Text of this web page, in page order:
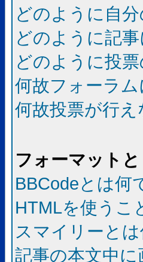
どのように自
どのように記
どのように投
何故フォーラ
何故投票が行
フォーマット
BBCodeとは何
HTMLを使うこ
スマイリーと
記事の本文中